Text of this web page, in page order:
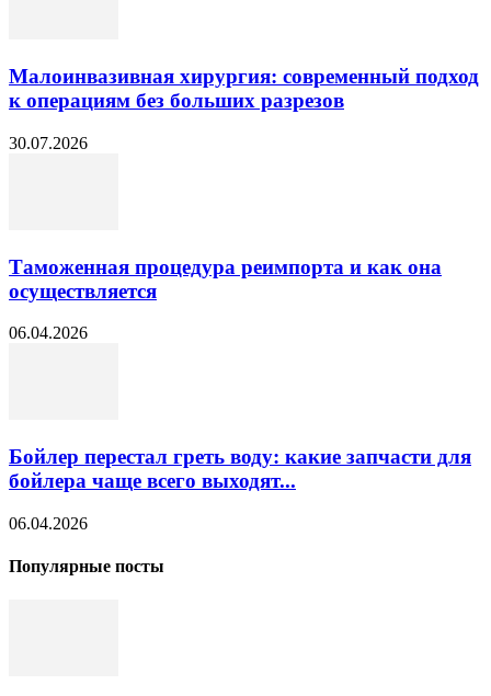
Малоинвазивная хирургия: современный подход
к операциям без больших разрезов
30.07.2026
Таможенная процедура реимпорта и как она
осуществляется
06.04.2026
Бойлер перестал греть воду: какие запчасти для
бойлера чаще всего выходят...
06.04.2026
Популярные посты